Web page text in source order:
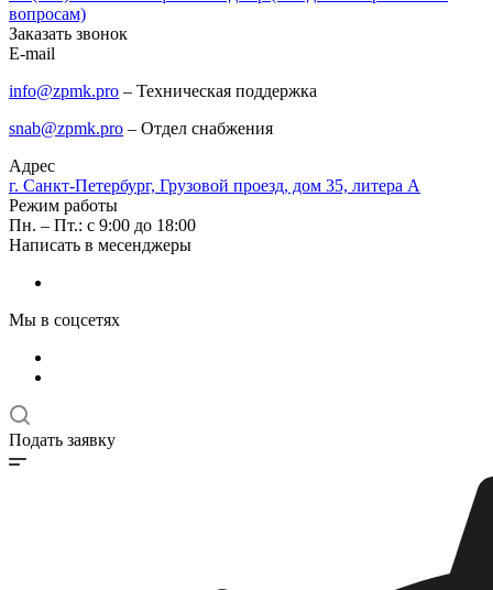
вопросам)
Заказать звонок
E-mail
info@zpmk.pro – Техническая поддержка
snab@zpmk.pro – Отдел снабжения
Адрес
г. Санкт-Петербург, Грузовой проезд, дом 35, литера А
Режим работы
Пн. – Пт.: с 9:00 до 18:00
Написать в месенджеры
Мы в соцсетях
Подать заявку